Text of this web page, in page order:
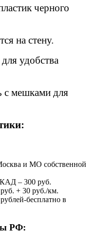
черного
на стену.
удобства
с мешками для
и МО собственной
– 300 руб.
+ 30 руб./км.
бесплатно в
РФ: